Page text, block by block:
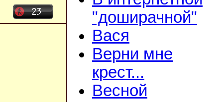
"доширачной"
Вася
Верни мне
крест...
Весной